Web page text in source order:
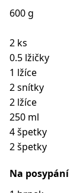
600 g
2 ks
0.5 lžičky
1 lžíce
2 snítky
2 lžíce
250 ml
4 špetky
2 špetky
Na posypání